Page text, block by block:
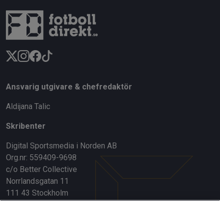
Ansvarig utgivare & chefredaktör
Aldijana Talic
Skribenter
Digital Sportsmedia i Norden AB
Org.nr: 559409-9698
c/o Better Collective
Norrlandsgatan 11
111 43 Stockholm